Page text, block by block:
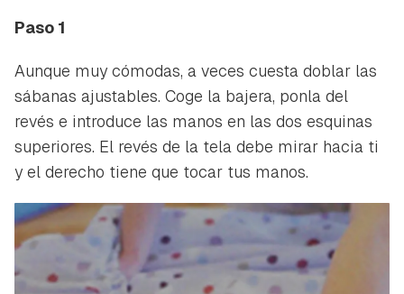
Paso 1
Aunque muy cómodas, a veces cuesta doblar las
sábanas ajustables. Coge la bajera, ponla del
revés e introduce las manos en las dos esquinas
superiores. El revés de la tela debe mirar hacia ti
y el derecho tiene que tocar tus manos.